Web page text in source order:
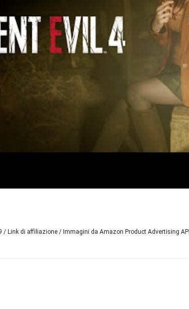
/ Link di affiliazione / Immagini da Amazon Product Advertising API